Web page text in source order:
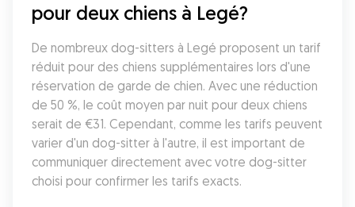
pour deux chiens à Legé?
De nombreux dog-sitters à Legé proposent un tarif
réduit pour des chiens supplémentaires lors d'une
réservation de garde de chien. Avec une réduction
de 50 %, le coût moyen par nuit pour deux chiens
serait de €31. Cependant, comme les tarifs peuvent
varier d'un dog-sitter à l'autre, il est important de
communiquer directement avec votre dog-sitter
choisi pour confirmer les tarifs exacts.